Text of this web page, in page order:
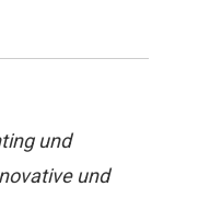
und
und